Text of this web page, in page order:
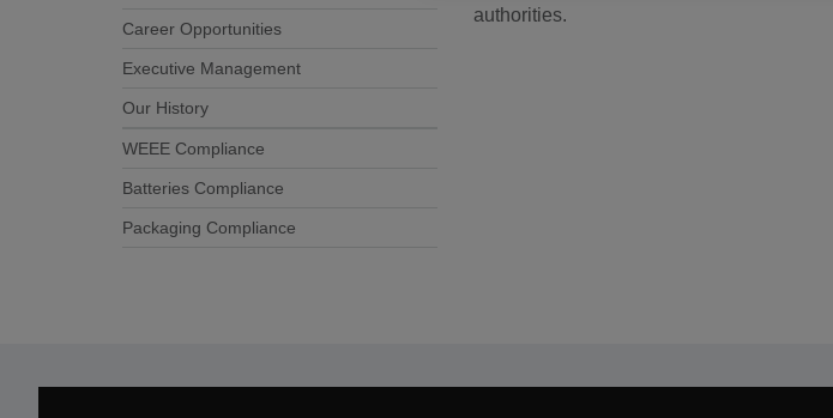
Career Opportunities
Executive Management
Our History
WEEE Compliance
Batteries Compliance
Packaging Compliance
authorities.